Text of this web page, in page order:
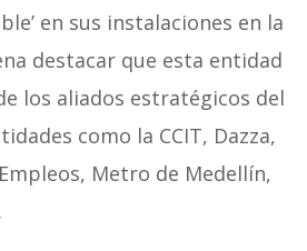
en sus instalaciones en la
destacar que esta entidad
los aliados estratégicos del
como la CCIT, Dazza,
Metro de Medellín,